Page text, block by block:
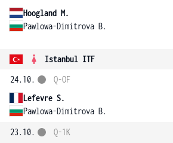
Hoogland M.
Pawlowa-Dimitrova B.
Istanbul ITF
24.10.
Lefevre S.
Pawlowa-Dimitrova B.
Q-OF
23.10.
Q-1K